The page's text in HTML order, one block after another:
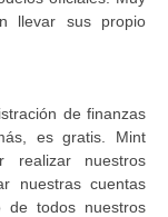
llevar sus propio
de finanzas
es gratis. Mint
realizar nuestros
nuestras cuentas
de todos nuestros